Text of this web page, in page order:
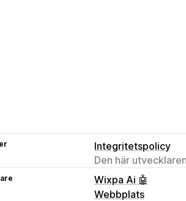
Integritetspolicy
Den här
Wixpa Ai 🤖
Webbplats